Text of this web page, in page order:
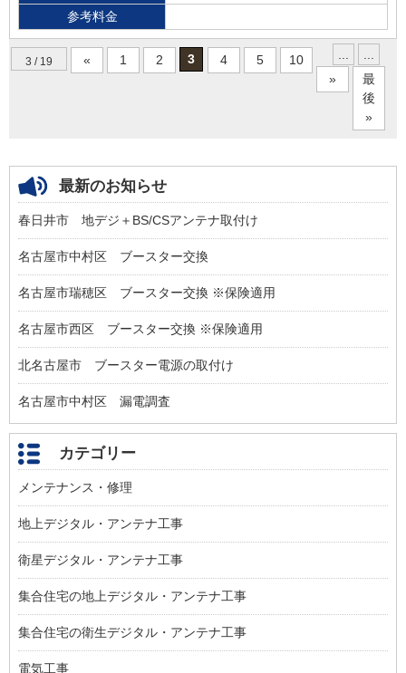
参考料金
3 / 19 « 1 2 3 4 5 ...
10
...
»
最
後
»
最新のお知らせ
春日井市 地デジ＋BS/CSアンテナ取付け
名古屋市中村区 ブースター交換
名古屋市瑞穂区 ブースター交換 ※保険適用
名古屋市西区 ブースター交換 ※保険適用
北名古屋市 ブースター電源の取付け
名古屋市中村区 漏電調査
カテゴリー
メンテナンス・修理
地上デジタル・アンテナ工事
衛星デジタル・アンテナ工事
集合住宅の地上デジタル・アンテナ工事
集合住宅の衛生デジタル・アンテナ工事
電気工事